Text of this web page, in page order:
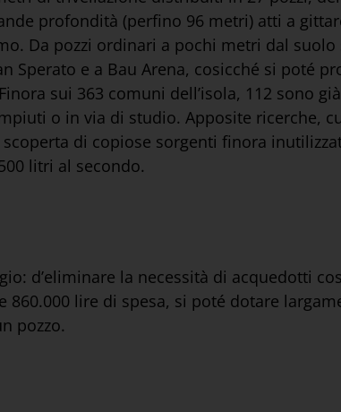
profondità (perfino 96 metri) atti a
Da pozzi ordinari a pochi metri dal suolo
Sperato e a Bau Arena, cosicché si poté
sui 363 comuni dell’isola, 112 sono
o in via di studio. Apposite ricerche,
di copiose sorgenti finora
litri al secondo.
d’eliminare la necessità di acquedotti
lire di spesa, si poté dotare
pozzo.